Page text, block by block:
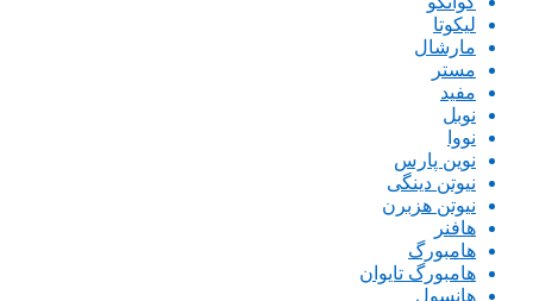
لیکوتا
مارشال
مستر
مفید
نوبل
نووا
نوین پارس
نیوتن دینگی
نیوتن هزبرن
هافنر
هامبورگ
هامبورگ تایوان
هانسول